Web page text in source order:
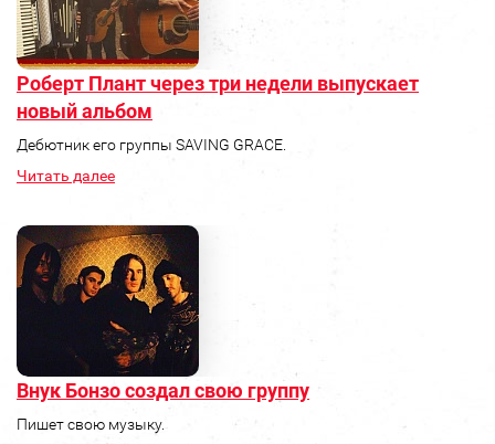
Роберт Плант через три недели выпускает
новый альбом
Дебютник его группы SAVING GRACE.
Читать далее
Внук Бонзо создал свою группу
Пишет свою музыку.